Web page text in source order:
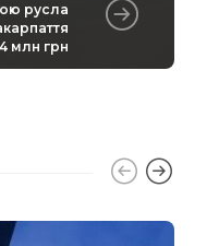
русла
млн грн